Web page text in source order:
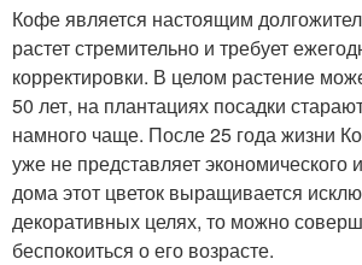
Кофе является настоящим
растет стремительно и требует
корректировки. В целом растение
50 лет, на плантациях посадки
намного чаще. После 25 года жизни
уже не представляет экономического
дома этот цветок выращивается
декоративных целях, то можно
беспокоиться о его возрасте.